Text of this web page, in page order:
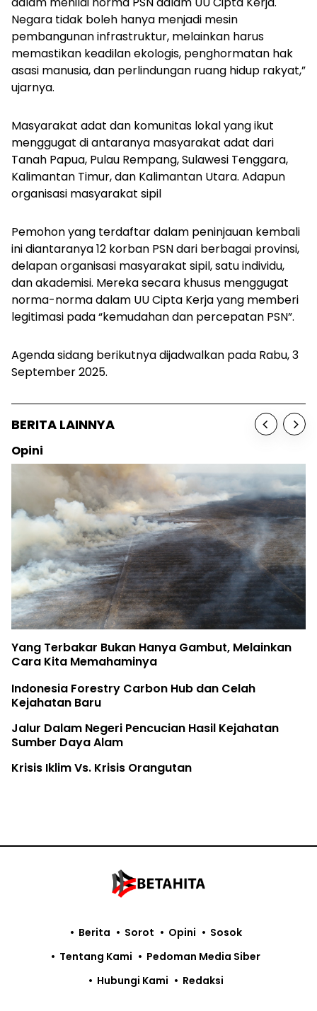
Negara tidak boleh hanya menjadi mesin
pembangunan infrastruktur, melainkan harus
memastikan keadilan ekologis, penghormatan hak
asasi manusia, dan perlindungan ruang hidup rakyat,”
ujarnya.
Masyarakat adat dan komunitas lokal yang ikut
menggugat di antaranya masyarakat adat dari
Tanah Papua, Pulau Rempang, Sulawesi Tenggara,
Kalimantan Timur, dan Kalimantan Utara. Adapun
organisasi masyarakat sipil
Pemohon yang terdaftar dalam peninjauan kembali
ini diantaranya 12 korban PSN dari berbagai provinsi,
delapan organisasi masyarakat sipil, satu individu,
dan akademisi. Mereka secara khusus menggugat
norma-norma dalam UU Cipta Kerja yang memberi
legitimasi pada “kemudahan dan percepatan PSN”.
Agenda sidang berikutnya dijadwalkan pada Rabu, 3
September 2025.
BERITA LAINNYA
Opini
Yang Terbakar Bukan Hanya Gambut, Melainkan
Cara Kita Memahaminya
Indonesia Forestry Carbon Hub dan Celah
Kejahatan Baru
Jalur Dalam Negeri Pencucian Hasil Kejahatan
Sumber Daya Alam
Krisis Iklim Vs. Krisis Orangutan
Berita Sorot Opini
Sosok
Tentang Kami
Pedoman Media Siber
Hubungi Kami
Redaksi